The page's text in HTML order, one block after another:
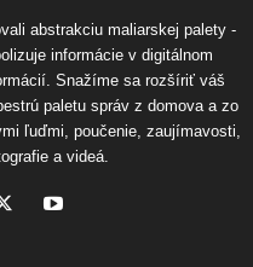
abstrakciu maliarskej palety -
informácie v digitálnom
Snažíme sa rozšíriť váš
paletu správ z domova a zo
ľuďmi, poučenie, zaujímavosti,
a videá.